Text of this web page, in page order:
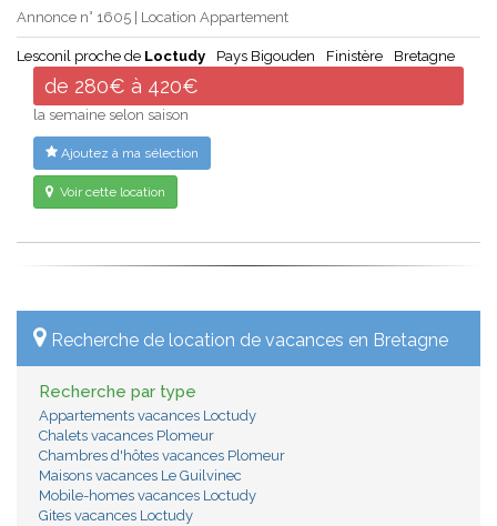
Annonce n° 1605 | Location Appartement
Lesconil proche de Loctudy Pays Bigouden Finistère Bretagne
de 280€ à 420€
la semaine selon saison
Ajoutez à ma sélection
Voir cette location
Recherche de location de vacances en Bretagne
Recherche par type
Appartements vacances Loctudy
Chalets vacances Plomeur
Chambres d'hôtes vacances Plomeur
Maisons vacances Le Guilvinec
Mobile-homes vacances Loctudy
Gites vacances Loctudy